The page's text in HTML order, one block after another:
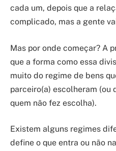
cada um, depois que a
complicado, mas a gente
Mas por onde começar? A
que a forma como essa
muito do regime de bens
parceiro(a) escolheram (ou
quem não fez escolha).
Existem alguns regimes
define o que entra ou não